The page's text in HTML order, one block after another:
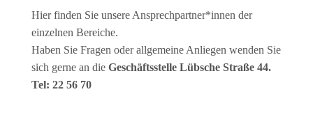
Hier finden Sie unsere Ansprechpartner*innen der
einzelnen Bereiche.
Haben Sie Fragen oder allgemeine Anliegen wenden Sie
sich gerne an die Geschäftsstelle Lübsche Straße 44.
Tel: 22 56 70